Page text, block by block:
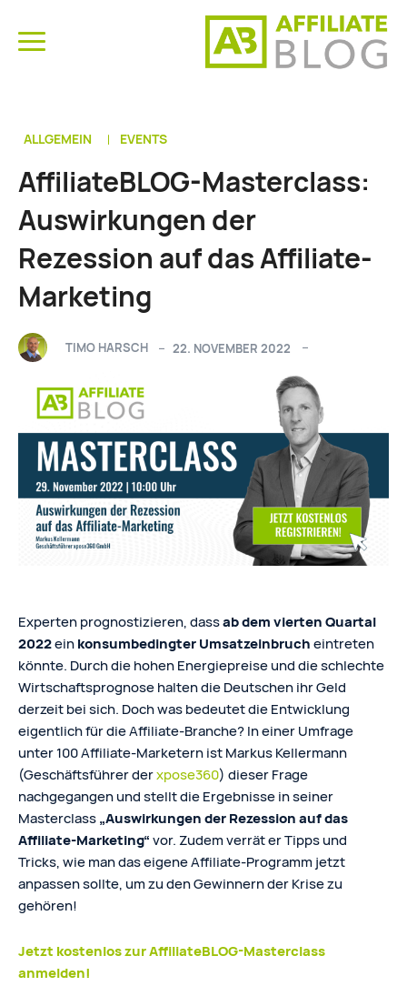
ALLGEMEIN EVENTS
AffiliateBLOG-Masterclass:
Auswirkungen der
Rezession auf das Affiliate-
Marketing
TIMO HARSCH 22. NOVEMBER 2022
Experten prognostizieren, dassab dem vierten Quartal
2022einkonsumbedingter Umsatzeinbrucheintreten
könnte. Durch die hohen Energiepreise und die schlechte
Wirtschaftsprognose halten die Deutschen ihr Geld
derzeit bei sich. Doch was bedeutet die Entwicklung
eigentlich für die Affiliate-Branche? In einer Umfrage
unter 100 Affiliate-Marketern ist Markus Kellermann
(Geschäftsführer derxpose360) dieser Frage
nachgegangen und stellt die Ergebnisse in seiner
Masterclass„Auswirkungen der Rezession auf das
Affiliate-Marketing“vor. Zudem verrät er Tipps und
Tricks, wie man das eigene Affiliate-Programm jetzt
anpassen sollte, um zu den Gewinnern der Krise zu
gehören!
Jetzt kostenlos zur AffiliateBLOG-Masterclass
anmelden!